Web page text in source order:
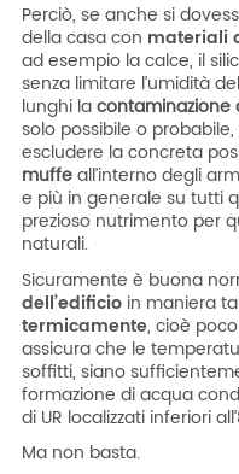
Perciò, se anche si
della casa con materiali
ad esempio la calce, il
senza limitare l’umidità
lunghi lacontaminazione
solo possibile o
escludere la concreta
muffeall’interno degli
e più in generale su tutti
prezioso nutrimento per
naturali.
Sicuramente è buona
dell’edificioin maniera
termicamente, cioè
assicura che le
soffitti, siano
formazione di acqua
di UR localizzati inferiori
Ma non basta.